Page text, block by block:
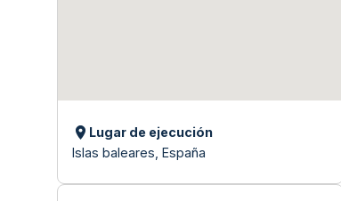
Lugar de ejecución
Islas baleares, España